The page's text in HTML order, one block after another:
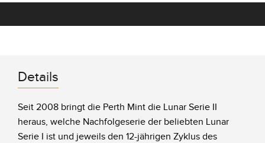
Details
Seit 2008 bringt die Perth Mint die Lunar Serie II
heraus, welche Nachfolgeserie der beliebten Lunar
Serie I ist und jeweils den 12-jährigen Zyklus des